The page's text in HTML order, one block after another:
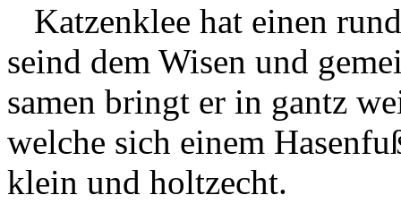
Katzenklee hat einen
seind dem Wisen und
samen bringt er in gantz
welche sich einem
klein und holtzecht.